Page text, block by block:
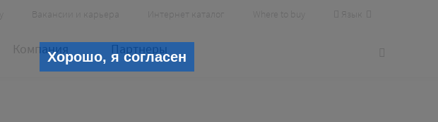
Хорошо, я согласен
Вакансии и карьера Интернет каталог Where to buy Язык
Компания Партнеры